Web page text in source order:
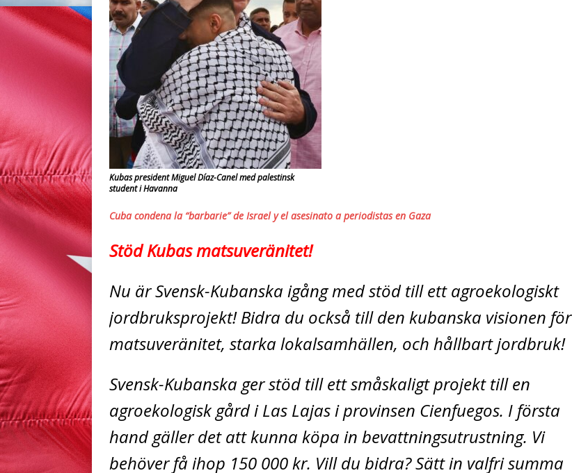
Kubas president Miguel Díaz-Canel med palestinsk
student i Havanna
Cuba condena la “barbarie” de Israel y el asesinato a periodistas en Gaza
Stöd Kubas matsuveränitet!
Nu är Svensk-Kubanska igång med stöd till ett agroekologiskt
jordbruksprojekt! Bidra du också till den kubanska visionen för
matsuveränitet, starka lokalsamhällen, och hållbart jordbruk!
Svensk-Kubanska ger stöd till ett småskaligt projekt till en
agroekologisk gård i Las Lajas i provinsen Cienfuegos. I första
hand gäller det att kunna köpa in bevattningsutrustning. Vi
behöver få ihop 150 000 kr. Vill du bidra? Sätt in valfri summa